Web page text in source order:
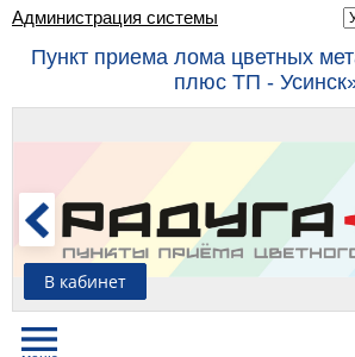
Администрация системы
Пункт приема лома цветных
плюс ТП -
В кабинет